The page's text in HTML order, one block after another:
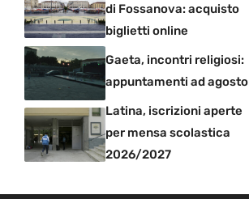
di Fossanova: acquisto
biglietti online
Gaeta, incontri religiosi:
appuntamenti ad agosto
Latina, iscrizioni aperte
per mensa scolastica
2026/2027